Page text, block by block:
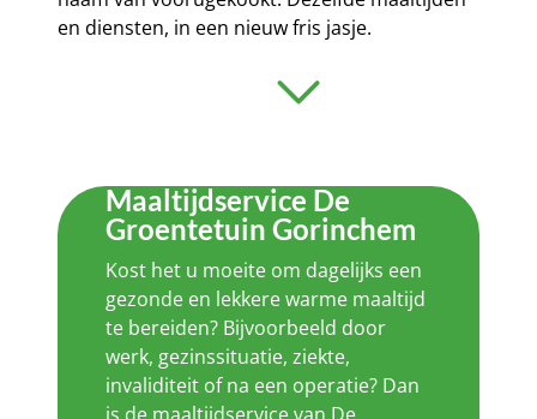
en diensten, in een nieuw fris jasje.
Maaltijdservice De
Groentetuin Gorinchem
Kost het u moeite om dagelijks een
gezonde en lekkere warme maaltijd
te bereiden? Bijvoorbeeld door
werk, gezinssituatie, ziekte,
invaliditeit of na een operatie? Dan